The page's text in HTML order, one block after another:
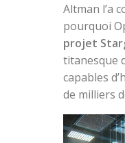
Altman l’a
pourquoi
projet
titanesque
capables
de milliers